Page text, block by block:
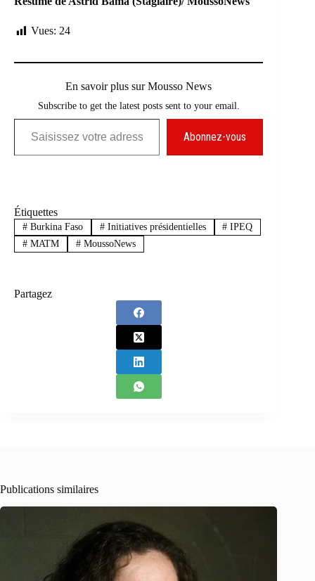
Vues: 24
En savoir plus sur Mousso News
Subscribe to get the latest posts sent to your email.
Saisissez votre adresse e-mail…
Abonnez-vous
Étiquettes
#Burkina Faso #Initiatives présidentielles # IPEQ
#MATM #MoussoNews
Partagez
Publications similaires